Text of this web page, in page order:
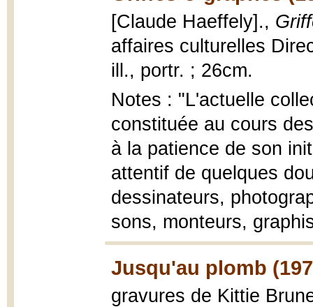
[Claude Haeffely].,
affaires culturelles
ill., portr. ; 26cm.
Notes : "L'actuelle
constituée au cours
à la patience de son
attentif de quelques
dessinateurs,
sons, monteurs,
Jusqu'au plomb
gravures de Kittie